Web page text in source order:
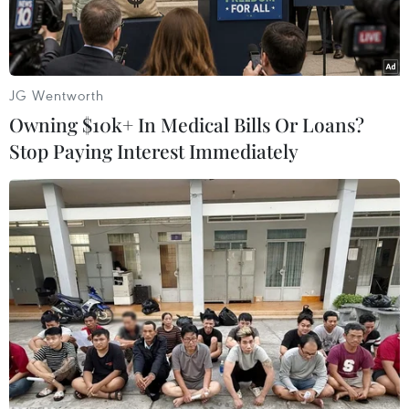
Thanh niên kiều bào tham quan Đại nội Huế. (Ảnh: Tường
Vi/TTXVN)
Trong hai ngày 26-27/7, Đoàn thanh niên kiều
bào tham gia Trại hè Việt Nam 2022 đã có hành
trình ý nghĩa, khám phá văn hóa, con người,
lịch sử quê hương đầy thú vị và đáng nhớ trên
vùng đất Cố đô Huế.
JG Wentworth
Owning $10k+ In Medical Bills Or Loans?
Stop Paying Interest Immediately